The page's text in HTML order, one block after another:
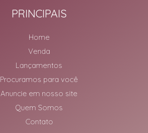
PRINCIPAIS
Home
Venda
Lançamentos
Procuramos para você
Anuncie em nosso site
Quem Somos
Contato